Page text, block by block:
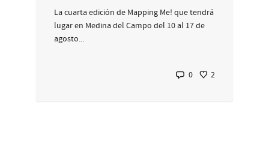
La cuarta edición de Mapping Me! que tendrá
lugar en Medina del Campo del 10 al 17 de
agosto...
0 2